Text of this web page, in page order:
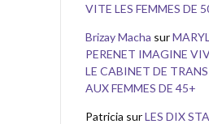
VITE LES FEMMES DE
Brizay Macha sur
PERENET IMAGINE
LE CABINET DE
AUX FEMMES DE 45+
Patricia surLES DIX